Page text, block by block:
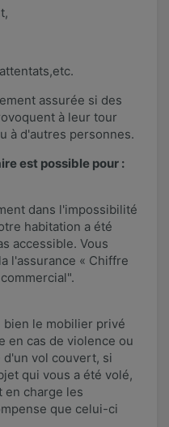
assurée si des
à leur tour
à d'autres personnes.
est possible pour :
dans l'impossibilité
habitation a été
accessible. Vous
l'assurance « Chiffre
bien le mobilier privé
en cas de violence ou
d'un vol couvert, si
qui vous a été volé,
en charge les
que celui-ci